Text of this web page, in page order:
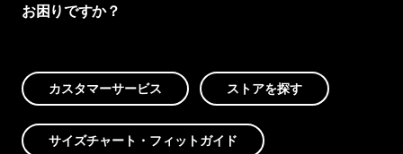
お困りですか？
カスタマーサービス ストアを探す
サイズチャート・フィットガイド